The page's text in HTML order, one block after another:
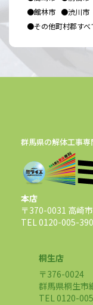
●館林市 ●渋川市
●その他町村郡すべ
群馬県の解体工事
本店
〒370-0031 高崎
TEL 0120-005-390
桐生店
〒376-0024
群馬県桐生市
TEL 0120-